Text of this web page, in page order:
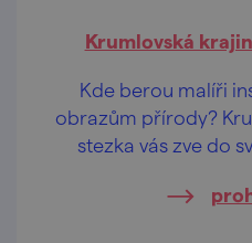
Krumlovská
Kde berou malíři
obrazům přírody?
stezka vás zve do